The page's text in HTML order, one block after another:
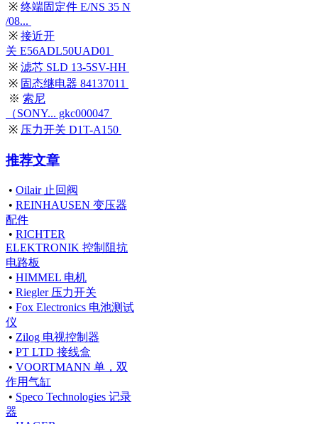
※ 终端固定件 E/NS 35 N
/08...
※ 接近开
关 E56ADL50UAD01
※ 滤芯 SLD 13-5SV-HH
※ 固态继电器 84137011
※ 索尼
（SONY... gkc000047
※ 压力开关 D1T-A150
推荐文章
• Oilair 止回阀
• REINHAUSEN 变压器
配件
• RICHTER
ELEKTRONIK 控制阻抗
电路板
• HIMMEL 电机
• Riegler 压力开关
• Fox Electronics 电池测试
仪
• Zilog 电视控制器
• PT LTD 接线盒
• VOORTMANN 单，双
作用气缸
• Speco Technologies 记录
器